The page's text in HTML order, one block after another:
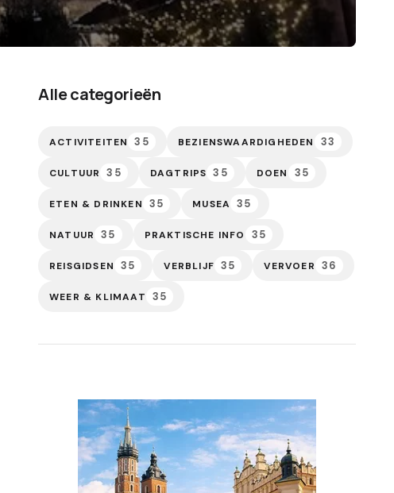
Alle categorieën
ACTIVITEITEN 35 BEZIENSWAARDIGHEDEN 33
CULTUUR 35 DAGTRIPS 35 DOEN 35
ETEN & DRINKEN 35 MUSEA 35
NATUUR 35 PRAKTISCHE INFO 35
REISGIDSEN 35 VERBLIJF 35 VERVOER 36
WEER & KLIMAAT 35